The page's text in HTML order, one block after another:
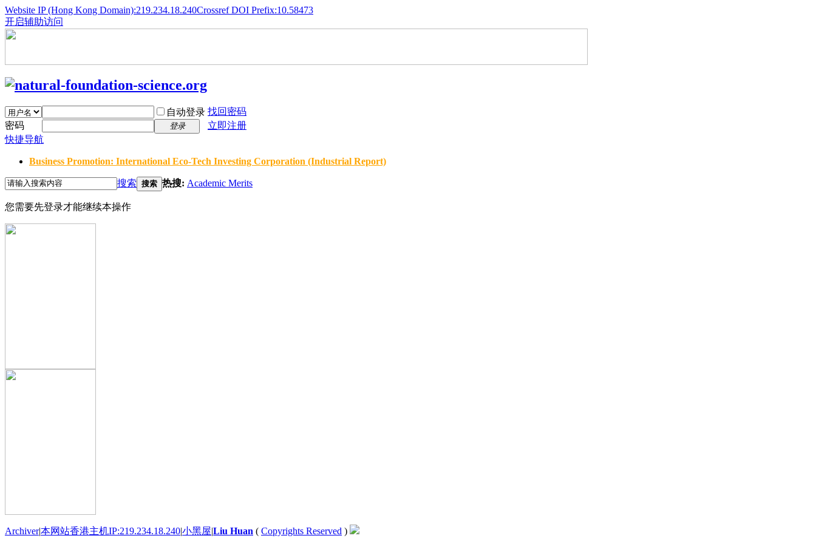
Website IP (Hong Kong Domain):219.234.18.240Crossref DOI Prefix:10.58473
开启辅助访问
自动登录 找回密码
密码
登录
立即注册
快捷导航
Business Promotion: International Eco-Tech Investing Corporation (Industrial Report)
搜索 搜索 热搜: Academic Merits
您需要先登录才能继续本操作
Archiver|本网站香港主机IP:219.234.18.240|小黑屋|Liu Huan ( Copyrights Reserved )